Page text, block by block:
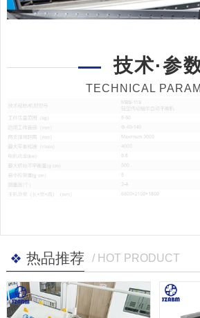
技术·参
TECHNICAL
热品推荐 / HOT PRODUCT